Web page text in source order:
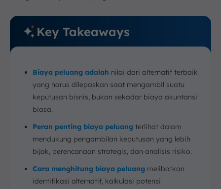
c. Saat Mengambil Keputusan Produksi dan
Operasional
Dividen
Kesimpulan
FAQ:
Key Takeaways
Biaya peluang adalah nilai dari alternatif terbaik
yang harus dilepaskan saat mengambil suatu
keputusan bisnis, bukan sekadar biaya akuntansi
biasa.
Peran penting biaya peluang terlihat dalam
mendukung pengambilan keputusan yang lebih
bijak, perencanaan strategis, dan analisis risiko.
Cara menghitung biaya peluang melibatkan
identifikasi alternatif, kalkulasi potensi